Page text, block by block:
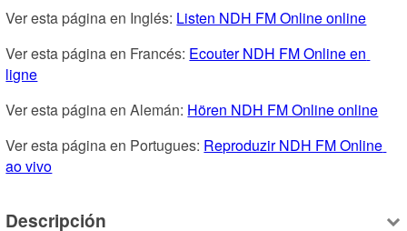
Ver esta página en Inglés: Listen NDH FM Online online
Ver esta página en Francés: Ecouter NDH FM Online en
ligne
Ver esta página en Alemán: Hören NDH FM Online online
Ver esta página en Portugues: Reproduzir NDH FM Online
ao vivo
Descripción